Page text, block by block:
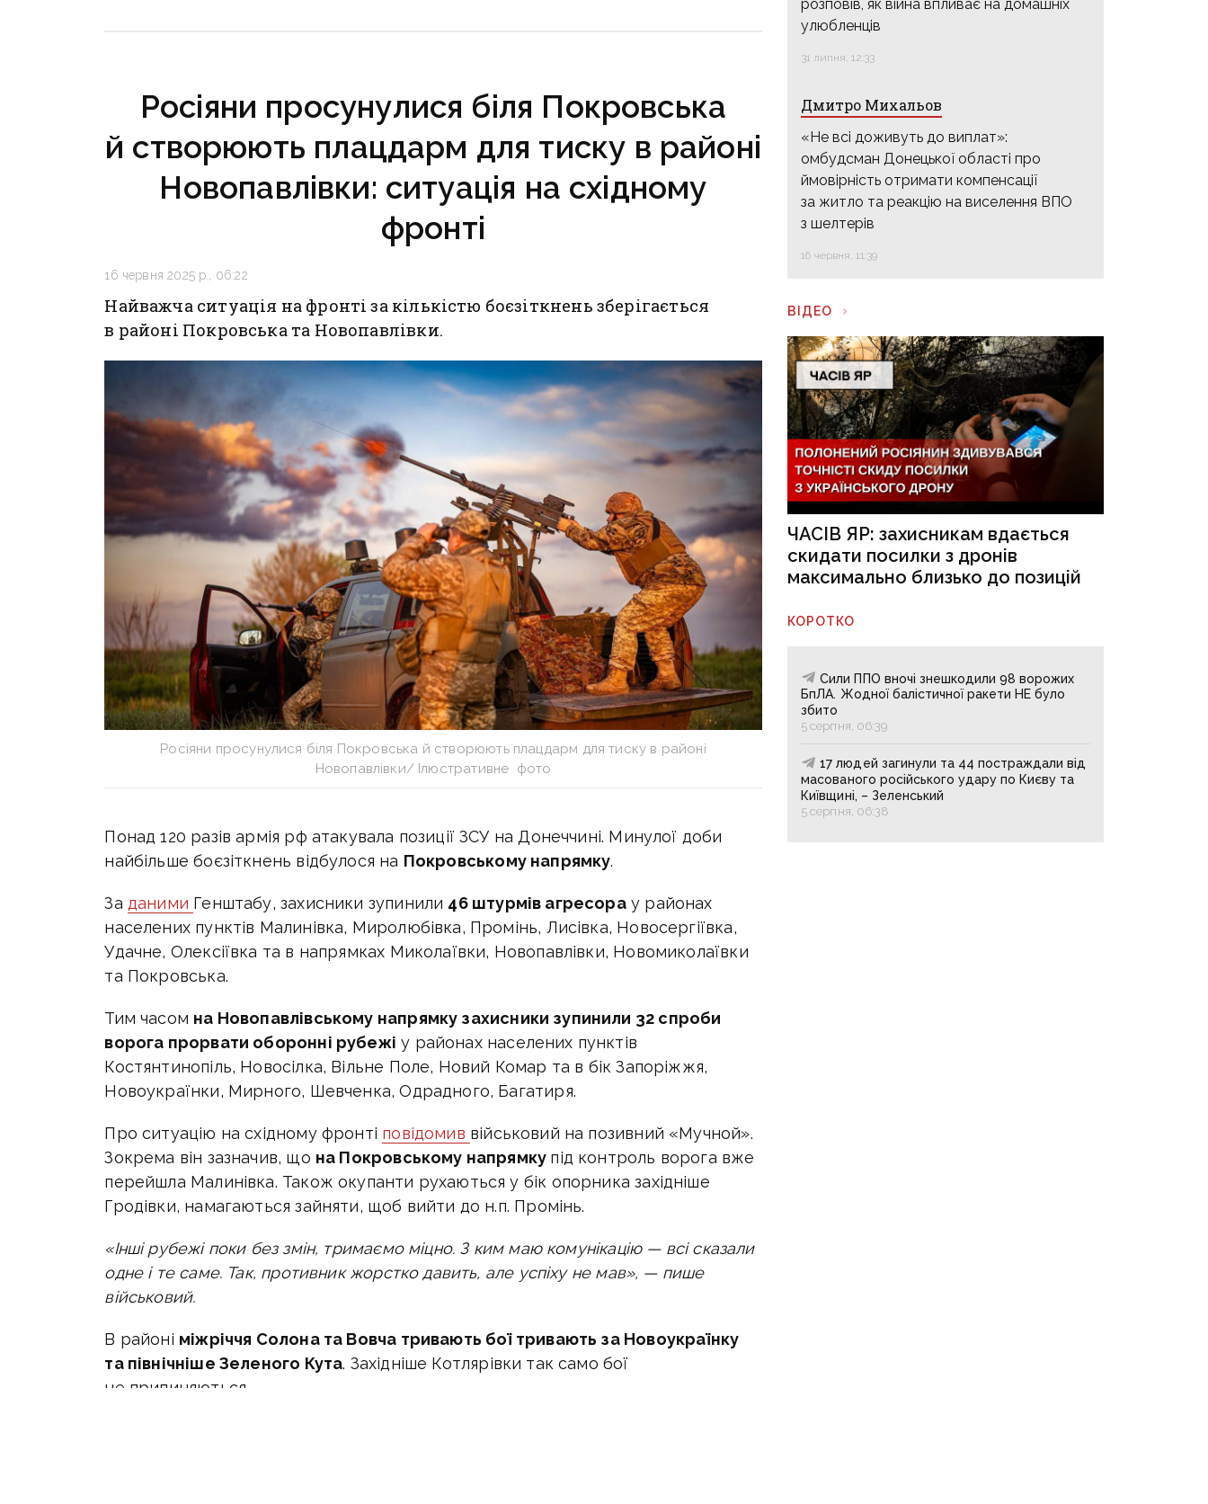
Росіяни просунулися біля Покровська
й створюють плацдарм для тиску в районі
Новопавлівки: ситуація на східному
фронті
16 червня 2025 р., 06:22
Найважча ситуація на фронті за кількістю боєзіткнень зберігається
в районі Покровська та Новопавлівки.
Росіяни просунулися біля Покровська й створюють плацдарм для тиску в районі
Новопавлівки/ Ілюстративне фото
Понад 120 разів армія рф атакувала позиції ЗСУ на Донеччині. Минулої доби
найбільше боєзіткнень відбулося на Покровському напрямку.
За даними Генштабу, захисники зупинили 46 штурмів агресорау районах
населених пунктів Малинівка, Миролюбівка, Промінь, Лисівка, Новосергіївка,
Удачне, Олексіївка та в напрямках Миколаївки, Новопавлівки, Новомиколаївки
та Покровська.
Тим часом на Новопавлівському напрямку захисники зупинили 32 спроби
ворога прорвати оборонні рубежі у районах населених пунктів
Костянтинопіль, Новосілка, Вільне Поле, Новий Комар та в бік Запоріжжя,
Новоукраїнки, Мирного, Шевченка, Одрадного, Багатиря.
Про ситуацію на східному фронті повідомив військовий на позивний «Мучной».
Зокрема він зазначив, що на Покровському напрямку під контроль ворога вже
перейшла Малинівка. Також окупанти рухаються у бік опорника західніше
Гродівки, намагаються зайняти, щоб вийти до н.п. Промінь.
«Інші рубежі поки без змін, тримаємо міцно. З ким маю комунікацію — всі сказали
одне і те саме. Так, противник жорстко давить, але успіху не мав», — пише
військовий.
В районі міжріччя Солона та Вовча тривають бої тривають за Новоукраїнку
та північніше Зеленого Кута. Західніше Котлярівки так само бої
не припиняються.
розповів, як війна впливає на домашніх
улюбленців
31 липня, 12:33
Дмитро Михальов
«Не всі доживуть до виплат»:
омбудсман Донецької області про
ймовірність отримати компенсації
за житло та реакцію на виселення ВПО
з шелтерів
16 червня, 11:39
ВІДЕО
ЧАСІВ ЯР: захисникам вдається
скидати посилки з дронів
максимально близько до позицій
КОРОТКО
Сили ППО вночі знешкодили 98 ворожих
БпЛА. Жодної балістичної ракети НЕ було
збито
5 серпня, 06:39
17 людей загинули та 44 постраждали від
масованого російського удару по Києву та
Київщині, – Зеленський
5 серпня, 06:38